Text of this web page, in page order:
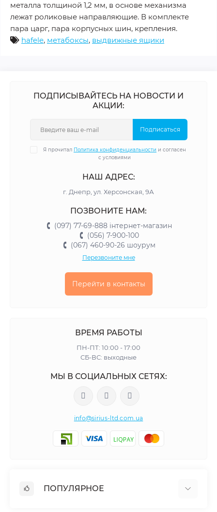
металла толщиной 1,2 мм, в основе механизма
лежат роликовые направляющие. В комплекте
пара царг, пара корпусных шин, крепления.
hafele, метабоксы, выдвижные ящики
ПОДПИСЫВАЙТЕСЬ НА НОВОСТИ И
АКЦИИ:
Подписаться
Я прочитал Политика конфиденциальности и согласен
с условиями
НАШ АДРЕС:
г. Днепр, ул. Херсонская, 9А
ПОЗВОНИТЕ НАМ:
(097) 77-69-888 інтернет-магазин
(056) 7-900-100
(067) 460-90-26 шоурум
Перезвоните мне
Перейти в контакты
ВРЕМЯ РАБОТЫ
ПН-ПТ: 10:00 - 17:00
СБ-ВС: выходные
МЫ В СОЦИАЛЬНЫХ СЕТЯХ:
info@sirius-ltd.com.ua
ПОПУЛЯРНОЕ